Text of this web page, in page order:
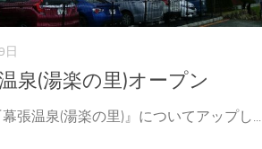
日
泉(湯楽の里)オープン
張温泉(湯楽の里)』についてアップし...